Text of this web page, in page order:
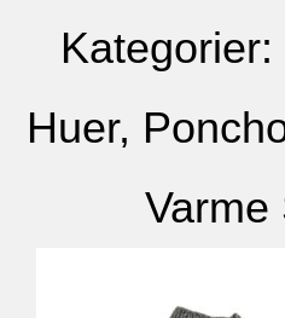
Huer,
Varme